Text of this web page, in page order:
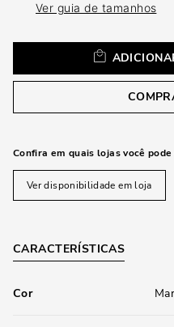
Ver guia de tamanhos
Confira em quais lojas você
Ver disponibilidade em loja
CARACTERÍSTICAS
Cor